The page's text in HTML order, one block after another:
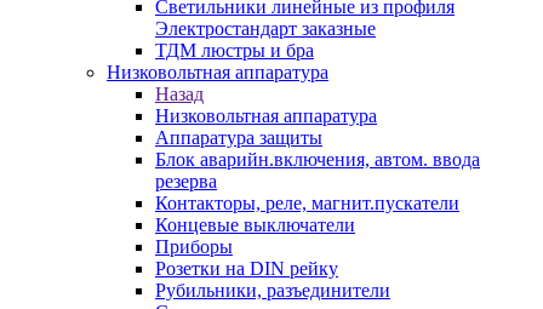
Светильники линейные из профиля
Электростандарт заказные
ТДМ люстры и бра
Низковольтная аппаратура
Назад
Низковольтная аппаратура
Аппаратура защиты
Блок аварийн.включения, автом. ввода
резерва
Контакторы, реле, магнит.пускатели
Концевые выключатели
Приборы
Розетки на DIN рейку
Рубильники, разъединители